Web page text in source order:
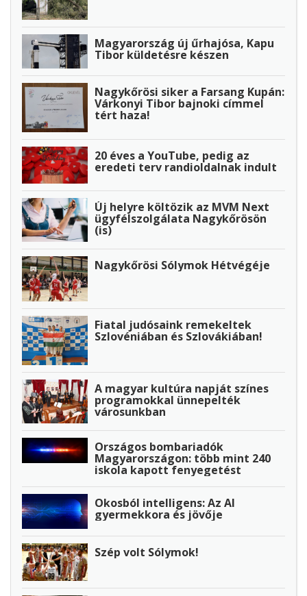
Magyarország új űrhajósa, Kapu
Tibor küldetésre készen
Nagykőrösi siker a Farsang Kupán:
Várkonyi Tibor bajnoki címmel
tért haza!
20 éves a YouTube, pedig az
eredeti terv randioldalnak indult
Új helyre költözik az MVM Next
ügyfélszolgálata Nagykőrösön
(is)
Nagykőrösi Sólymok Hétvégéje
Fiatal judósaink remekeltek
Szlovéniában és Szlovákiában!
A magyar kultúra napját színes
programokkal ünnepelték
városunkban
Országos bombariadók
Magyarországon: több mint 240
iskola kapott fenyegetést
Okosból intelligens: Az AI
gyermekkora és jövője
Szép volt Sólymok!